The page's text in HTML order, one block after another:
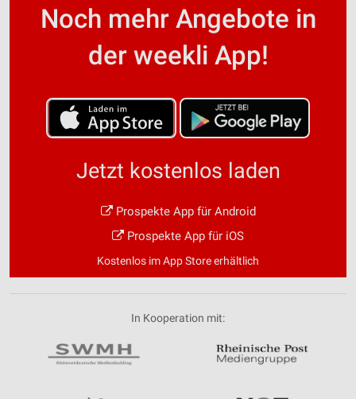
Noch mehr Angebote in
der weekli App!
Jetzt kostenlos laden
Prospekte App für Android
Prospekte App für iOS
Kostenlos im App Store erhältlich
In Kooperation mit: